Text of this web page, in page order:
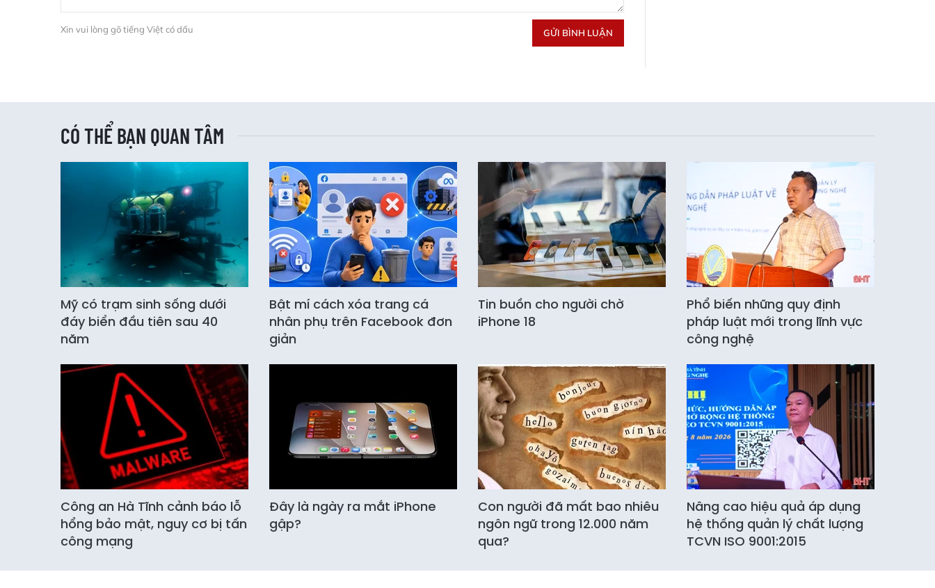
Xin vui lòng gõ tiếng Việt có dấu GỬI BÌNH LUẬN
CÓ THỂ BẠN QUAN TÂM
Mỹ có trạm sinh sống dưới
đáy biển đầu tiên sau 40
năm
Bật mí cách xóa trang cá
nhân phụ trên Facebook đơn
giản
Tin buồn cho người chờ
iPhone 18
Phổ biến những quy định
pháp luật mới trong lĩnh vực
công nghệ
Công an Hà Tĩnh cảnh báo lỗ
hổng bảo mật, nguy cơ bị tấn
công mạng
Đây là ngày ra mắt iPhone
gập?
Con người đã mất bao nhiêu
ngôn ngữ trong 12.000 năm
qua?
Nâng cao hiệu quả áp dụng
hệ thống quản lý chất lượng
TCVN ISO 9001:2015